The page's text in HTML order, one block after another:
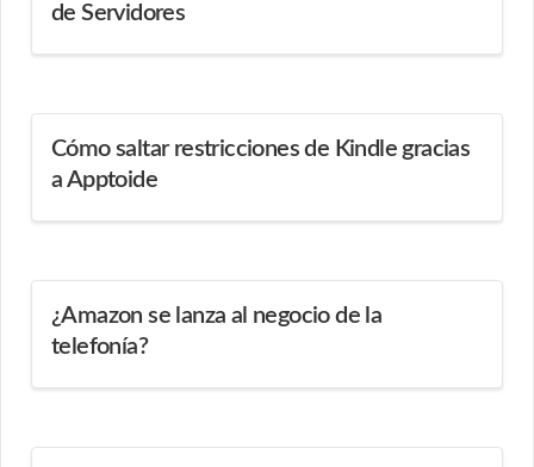
de Servidores
Cómo saltar restricciones de Kindle gracias
a Apptoide
¿Amazon se lanza al negocio de la
telefonía?